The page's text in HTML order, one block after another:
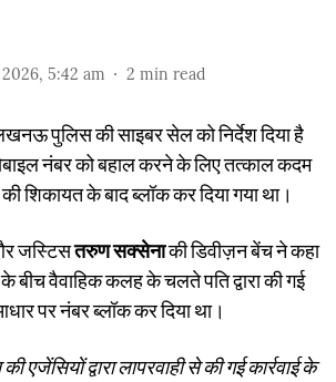
2026, 5:42 am 2 min read
लखनऊ पुलिस की साइबर सेल को निर्देश दिया है
नंबर को बहाल करने के लिए तत्काल कदम
शिकायत के बाद ब्लॉक कर दिया गया था।
जस्टिसतरुण सक्सेनाकी डिवीज़न बेंच ने कहा
बीच वैवाहिक कलह के चलते पति द्वारा की गई
पर नंबर ब्लॉक कर दिया था।
की एजेंसियों द्वारा लापरवाही से की गई कार्रवाई के